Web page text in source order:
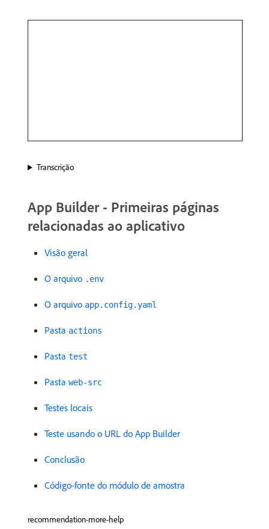
Transcrição
App Builder - Primeiras páginas
relacionadas ao aplicativo
Visão geral
O arquivo .env
O arquivo app.config.yaml
Pasta actions
Pasta test
Pasta web-src
Testes locais
Teste usando o URL do App Builder
Conclusão
Código-fonte do módulo de amostra
recommendation-more-help